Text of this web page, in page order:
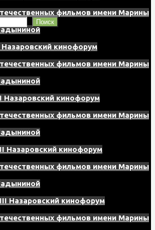
фильмов имени Марины
Назаровский кинофорум
фильмов имени Марины
Назаровский кинофорум
фильмов имени Марины
Назаровский кинофорум
фильмов имени Марины
Назаровский кинофорум
фильмов имени Марины
Поиск